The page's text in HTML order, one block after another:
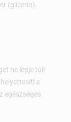
(glicerin).
ne lépje túl!
a
egészséges